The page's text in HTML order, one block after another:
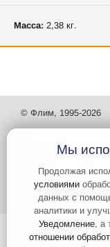
Масса: 2,38 кг.
© Флим, 1995-2026
Задать вопрос
Интернет-сайт
публичной офертой,
Мы
Продолжая
условиями
данных с
аналитики и
Уведомление, а
отношении